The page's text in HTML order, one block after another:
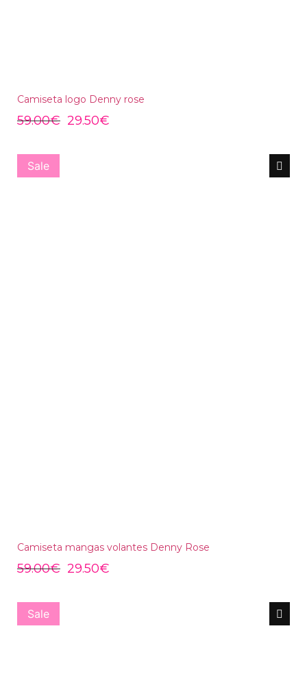
Camiseta logo Denny rose
59.00€ 29.50€
Sale
Camiseta mangas volantes Denny Rose
59.00€ 29.50€
Sale